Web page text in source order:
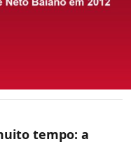
tempo: a